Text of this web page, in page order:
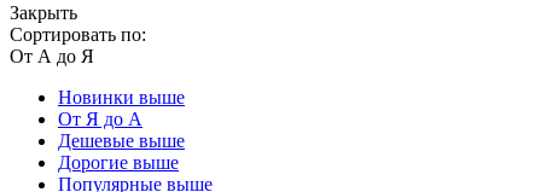
Закрыть
Сортировать по:
От А до Я
Новинки выше
От Я до А
Дешевые выше
Дорогие выше
Популярные выше